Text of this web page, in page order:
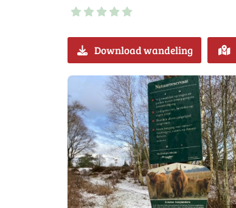
Download wandeling